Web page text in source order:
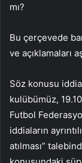
mı?
Bu çerçevede
ve açıklamaları
Söz konusu
kulübümüz,
Futbol
iddiaların
atılması”